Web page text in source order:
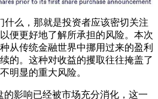
什么，那就是投资者应该密切关注
便更好地了解所承担的风险。本次
从传统金融世界中挪用过来的盈利
的。这种对收益的攫取往往掩盖了
明显的重大风险。
影响已经被市场充分消化，这一